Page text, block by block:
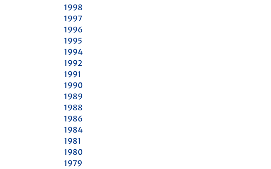
1998
1997
1996
1995
1994
1992
1991
1990
1989
1988
1986
1984
1981
1980
1979